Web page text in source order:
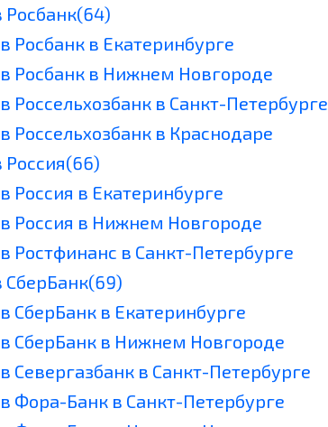
Росбанк(64)
Росбанк в Екатеринбурге
Росбанк в Нижнем Новгороде
Россельхозбанк в Санкт-Петербурге
Россельхозбанк в Краснодаре
Россия(66)
Россия в Екатеринбурге
Россия в Нижнем Новгороде
Ростфинанс в Санкт-Петербурге
СберБанк(69)
СберБанк в Екатеринбурге
СберБанк в Нижнем Новгороде
Севергазбанк в Санкт-Петербурге
Фора-Банк в Санкт-Петербурге